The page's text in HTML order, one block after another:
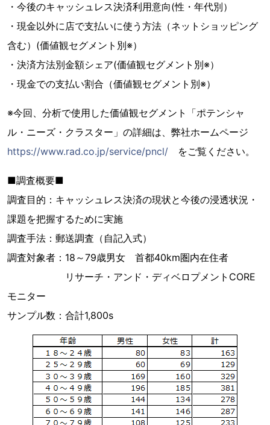
・今後のキャッシュレス決済利用意向(性・年代別）
・現金以外に店で支払いに使う方法（ネットショッピング
含む）(価値観セグメント別※）
・決済方法別金額シェア(価値観セグメント別※）
・現金での支払い割合（価値観セグメント別※）
※今回、分析で使用した価値観セグメント「ポテンシャ
ル・ニーズ・クラスター」の詳細は、弊社ホームページ
https://www.rad.co.jp/service/pncl/ をご覧ください。
■調査概要■
調査目的：キャッシュレス決済の現状と今後の浸透状況・
課題を把握するために実施
調査手法：郵送調査（自記入式）
調査対象者：18～79歳男女 首都40km圏内在住者
リサーチ・アンド・ディベロプメントCORE
モニター
サンプル数：合計1,800s